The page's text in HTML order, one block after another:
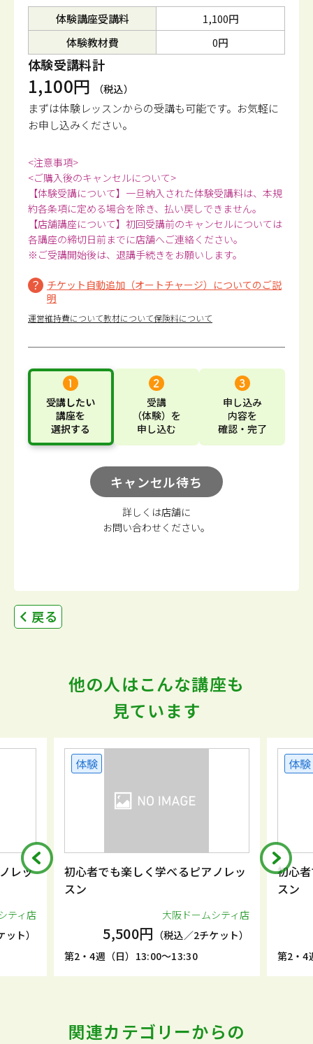
体験講座受講料
1,100円
体験教材費
0円
体験受講料計
1,100円 （税込）
まずは体験レッスンからの受講も可能です。 お気軽に
お申し込みください。
<注意事項>
<ご購入後のキャンセルについて>
【体験受講について】一旦納入された体験受講料は、本規
約各条項に定める場合を除き、払い戻しできません。
【店舗講座について】初回受講前のキャンセルについては
各講座の締切日前までに店舗へご連絡ください。
※ご受講開始後は、退講手続きをお願いします。
チケット自動追加（オートチャージ）についてのご説
明
運営維持費について教材について保険料について
受講したい
講座を
選択する
受講
（体験） を
申し込む
申し込み
内容を
確認・完了
キャンセル待ち
詳しくは店舗に
お問い合わせください。
戻る
他の人はこんな講座も
見ています
レッ
ティ店
ト）
体験
初心者でも楽しく学べるピアノレッ
スン
大阪ドームシティ店
5,500円 （税込／2チケット）
第2・4週（日）13:00～13:30
体験
初心
スン
第2・4
関連カテゴリーからの